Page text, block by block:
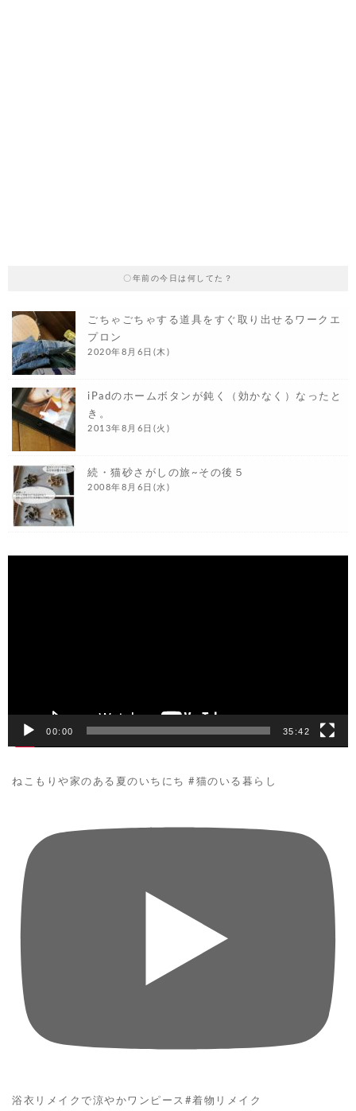
〇年前の今日は何してた？
ごちゃごちゃする道具をすぐ取り出せるワークエ
プロン
2020年8月6日(木)
iPadのホームボタンが鈍く（効かなく）なったと
き。
2013年8月6日(火)
続・猫砂さがしの旅~その後５
2008年8月6日(水)
00:00 35:42
ねこもりや家のある夏のいちにち #猫のいる暮らし
浴衣リメイクで涼やかワンピース#着物リメイク